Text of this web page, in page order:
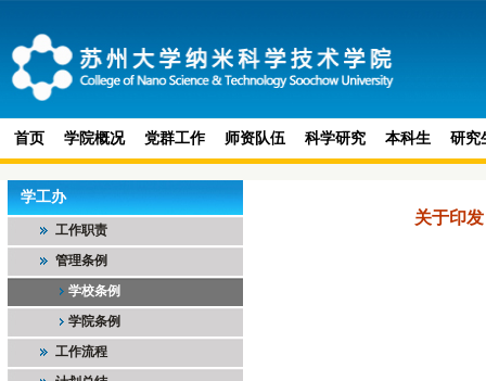
首页 学院概况 党群工作 师资队伍 科学研究 本科生 研究
学工办
工作职责
管理条例
学校条例
学院条例
工作流程
关于印